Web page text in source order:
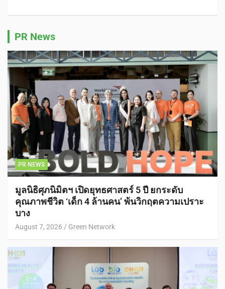
PR News
PR NEWS
มูลนิธิศุภนิมิตฯ เปิดยุทธศาสตร์ 5 ปี ยกระดับ
คุณภาพชีวิต ‘เด็ก 4 ล้านคน’ พ้นวิกฤตความเปราะ
บาง
August 7, 2026 Green Network